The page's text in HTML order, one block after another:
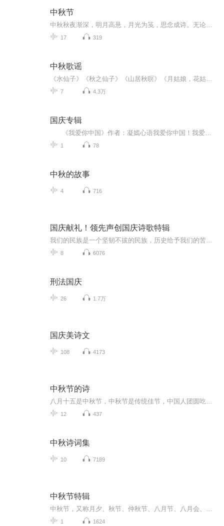
中秋节
17 319
中秋歌谣
7 4.3万
国庆专辑
1 78
中秋的故事
4 716
国庆献礼！领先声创国庆诗歌特辑
8 6076
刑法国庆
26 1.7万
国庆美诗文
108 4173
中秋节的诗
12 437
中秋诗词集
10 7189
中秋节特辑
1 1624